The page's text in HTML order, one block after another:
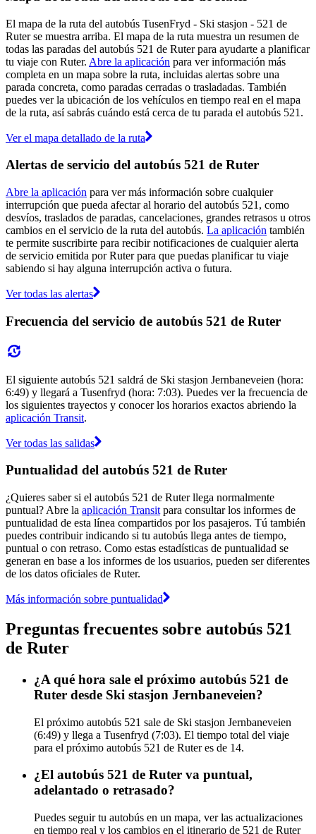
El mapa de la ruta del autobús TusenFryd - Ski stasjon - 521 de
Ruter se muestra arriba. El mapa de la ruta muestra un resumen de
todas las paradas del autobús 521 de Ruter para ayudarte a planificar
tu viaje con Ruter. Abre la aplicación para ver información más
completa en un mapa sobre la ruta, incluidas alertas sobre una
parada concreta, como paradas cerradas o trasladadas. También
puedes ver la ubicación de los vehículos en tiempo real en el mapa
de la ruta, así sabrás cuándo está cerca de tu parada el autobús 521.
Ver el mapa detallado de la ruta
Alertas de servicio del autobús 521 de Ruter
Abre la aplicación para ver más información sobre cualquier
interrupción que pueda afectar al horario del autobús 521, como
desvíos, traslados de paradas, cancelaciones, grandes retrasos u otros
cambios en el servicio de la ruta del autobús. La aplicación también
te permite suscribirte para recibir notificaciones de cualquier alerta
de servicio emitida por Ruter para que puedas planificar tu viaje
sabiendo si hay alguna interrupción activa o futura.
Ver todas las alertas
Frecuencia del servicio de autobús 521 de Ruter
El siguiente autobús 521 saldrá de Ski stasjon Jernbaneveien (hora:
6:49) y llegará a Tusenfryd (hora: 7:03). Puedes ver la frecuencia de
los siguientes trayectos y conocer los horarios exactos abriendo la
aplicación Transit.
Ver todas las salidas
Puntualidad del autobús 521 de Ruter
¿Quieres saber si el autobús 521 de Ruter llega normalmente
puntual? Abre la aplicación Transit para consultar los informes de
puntualidad de esta línea compartidos por los pasajeros. Tú también
puedes contribuir indicando si tu autobús llega antes de tiempo,
puntual o con retraso. Como estas estadísticas de puntualidad se
generan en base a los informes de los usuarios, pueden ser diferentes
de los datos oficiales de Ruter.
Más información sobre puntualidad
Preguntas frecuentes sobre autobús 521
de Ruter
¿A qué hora sale el próximo autobús 521 de
Ruter desde Ski stasjon Jernbaneveien?
El próximo autobús 521 sale de Ski stasjon Jernbaneveien
(6:49) y llega a Tusenfryd (7:03). El tiempo total del viaje
para el próximo autobús 521 de Ruter es de 14.
¿El autobús 521 de Ruter va puntual,
adelantado o retrasado?
Puedes seguir tu autobús en un mapa, ver las actualizaciones
en tiempo real y los cambios en el itinerario de 521 de Ruter